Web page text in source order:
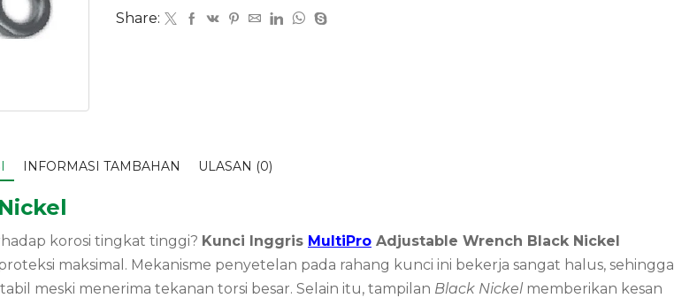
Share:
INFORMASI TAMBAHAN ULASAN (0)
korosi tingkat tinggi? Kunci Inggris MultiPro Adjustable Wrench Black Nickel
maksimal. Mekanisme penyetelan pada rahang kunci ini bekerja sangat halus, sehingga
meski menerima tekanan torsi besar. Selain itu, tampilan Black Nickel memberikan kesan